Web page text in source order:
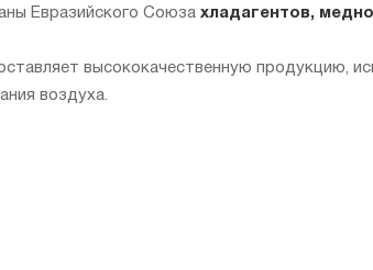
Евразийского Союза хладагентов,
высококачественную продукцию,
воздуха.